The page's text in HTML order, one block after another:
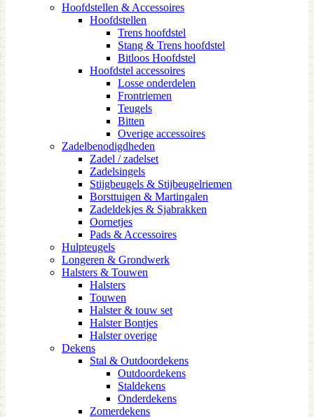
Hoofdstellen & Accessoires
Hoofdstellen
Trens hoofdstel
Stang & Trens hoofdstel
Bitloos Hoofdstel
Hoofdstel accessoires
Losse onderdelen
Frontriemen
Teugels
Bitten
Overige accessoires
Zadelbenodigdheden
Zadel / zadelset
Zadelsingels
Stijgbeugels & Stijbeugelriemen
Borsttuigen & Martingalen
Zadeldekjes & Sjabrakken
Oornetjes
Pads & Accessoires
Hulpteugels
Longeren & Grondwerk
Halsters & Touwen
Halsters
Touwen
Halster & touw set
Halster Bontjes
Halster overige
Dekens
Stal & Outdoordekens
Outdoordekens
Staldekens
Onderdekens
Zomerdekens